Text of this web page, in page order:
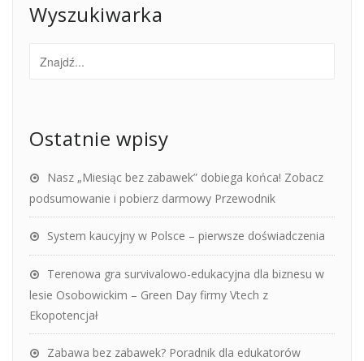
Wyszukiwarka
Ostatnie wpisy
Nasz „Miesiąc bez zabawek” dobiega końca! Zobacz
podsumowanie i pobierz darmowy Przewodnik
System kaucyjny w Polsce – pierwsze doświadczenia
Terenowa gra survivalowo-edukacyjna dla biznesu w
lesie Osobowickim – Green Day firmy Vtech z
Ekopotencjał
Zabawa bez zabawek? Poradnik dla edukatorów